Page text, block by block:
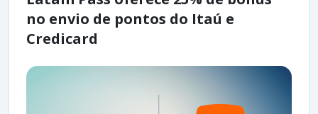
no envio de pontos do Itaú e
Credicard